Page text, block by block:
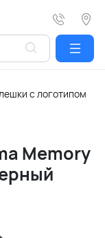
с логотипом
Memory